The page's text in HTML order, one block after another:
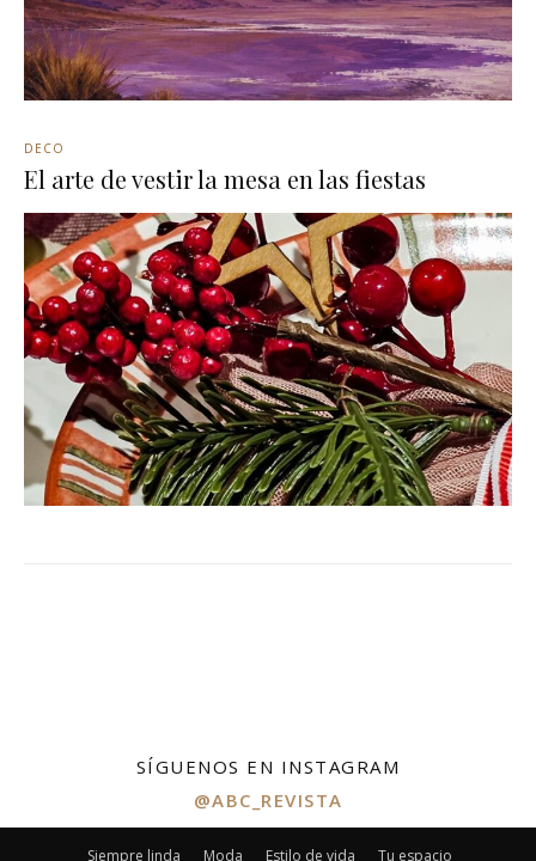
DECO
El arte de vestir la mesa en las fiestas
SÍGUENOS EN INSTAGRAM
@ABC_REVISTA
Siempre linda Moda Estilo de vida Tu espacio